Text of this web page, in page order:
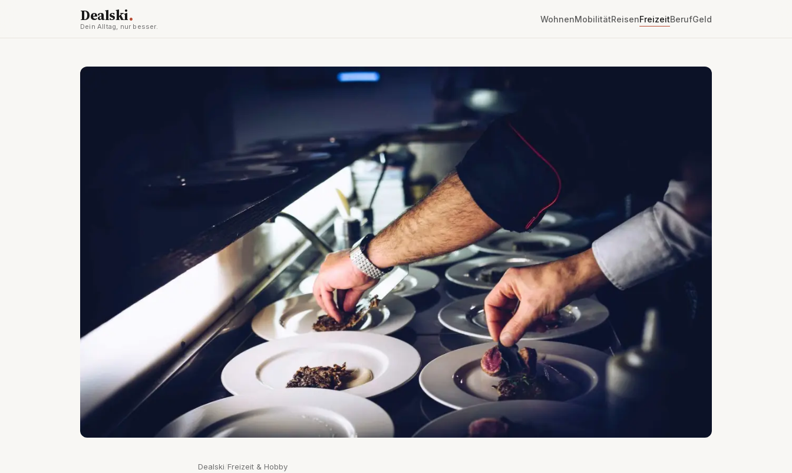
Dealski.
Dein Alltag, nur besser.
WohnenMobilitätReisenFreizeitBerufGeld
Dealski Freizeit & Hobby